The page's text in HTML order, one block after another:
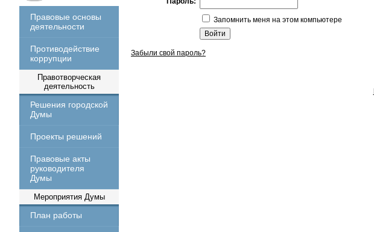
Правовые основы
деятельности
Противодействие
коррупции
Правотворческая
деятельность
Решения городской
Думы
Проекты решений
Правовые акты
руководителя
Думы
Мероприятия Думы
План работы
Запомнить меня на этом компьютере
Забыли свой пароль?